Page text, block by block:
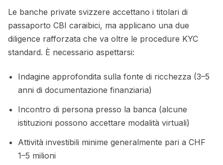
Le banche private svizzere accettano i titolari di
passaporto CBI caraibici, ma applicano una due
diligence rafforzata che va oltre le procedure KYC
standard. È necessario aspettarsi:
Indagine approfondita sulla fonte di ricchezza (3–5
anni di documentazione finanziaria)
Incontro di persona presso la banca (alcune
istituzioni possono accettare modalità virtuali)
Attività investibili minime generalmente pari a CHF
1–5 milioni